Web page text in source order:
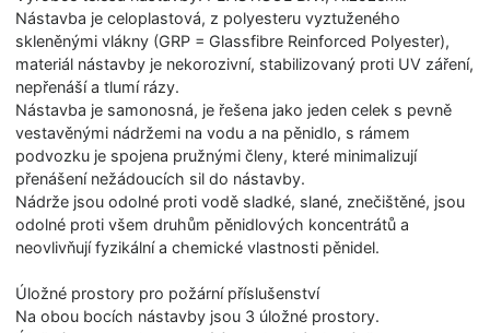
Nástavba je celoplastová, z polyesteru vyztuženého
skleněnými vlákny (GRP = Glassfibre Reinforced Polyester),
materiál nástavby je nekorozivní, stabilizovaný proti UV záření,
nepřenáší a tlumí rázy.
Nástavba je samonosná, je řešena jako jeden celek s pevně
vestavěnými nádržemi na vodu a na pěnidlo, s rámem
podvozku je spojena pružnými členy, které minimalizují
přenášení nežádoucích sil do nástavby.
Nádrže jsou odolné proti vodě sladké, slané, znečištěné, jsou
odolné proti všem druhům pěnidlových koncentrátů a
neovlivňují fyzikální a chemické vlastnosti pěnidel.
Úložné prostory pro požární příslušenství
Na obou bocích nástavby jsou 3 úložné prostory.